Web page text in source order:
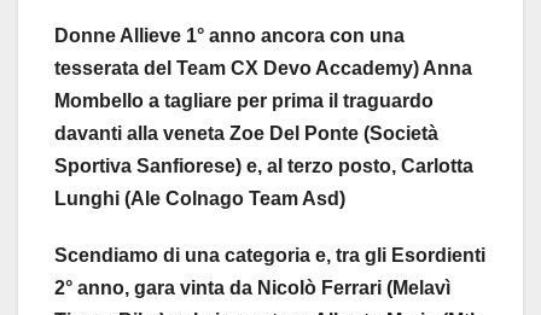
Donne Allieve 1° anno ancora con una
tesserata del Team CX Devo Accademy) Anna
Mombello a tagliare per prima il traguardo
davanti alla veneta Zoe Del Ponte (Società
Sportiva Sanfiorese) e, al terzo posto, Carlotta
Lunghi (Ale Colnago Team Asd)
Scendiamo di una categoria e, tra gli Esordienti
2° anno, gara vinta da Nicolò Ferrari (Melavì